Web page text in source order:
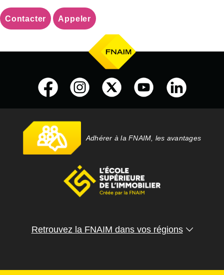
Contacter Appeler
Adhérer à la FNAIM, les avantages
Retrouvez la FNAIM dans vos régions